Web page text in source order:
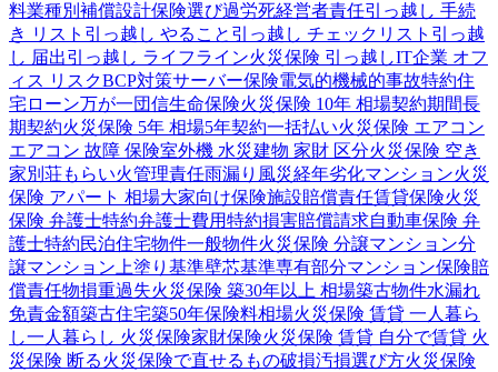
料業種別 補償設計保険選び過労死経営者責任引っ越し 手続
き リスト 引っ越し やること 引っ越し チェックリスト 引っ越
し 届出引っ越し ライフライン火災保険 引っ越しIT企業 オフ
ィス リスクBCP対策サーバー保険電気的機械的事故特約住
宅ローン万が一団信生命保険火災保険 10年 相場契約期間長
期契約火災保険 5年 相場5年契約一括払い火災保険 エアコン
エアコン 故障 保険室外機 水災建物 家財 区分火災保険 空き
家別荘もらい火管理責任雨漏り 風災経年劣化マンション火災
保険 アパート 相場大家向け保険施設賠償責任賃貸保険火災
保険 弁護士特約弁護士費用特約損害賠償請求自動車保険 弁
護士特約民泊住宅物件一般物件火災保険 分譲マンション分
譲マンション 上塗り基準壁芯基準専有部分マンション保険賠
償責任物損重過失火災保険 築30年以上 相場築古物件水漏れ
免責金額築古住宅築50年保険料相場火災保険 賃貸 一人暮ら
し一人暮らし 火災保険家財保険火災保険 賃貸 自分で賃貸 火
災保険 断る火災保険で直せるもの破損汚損選び方火災保険